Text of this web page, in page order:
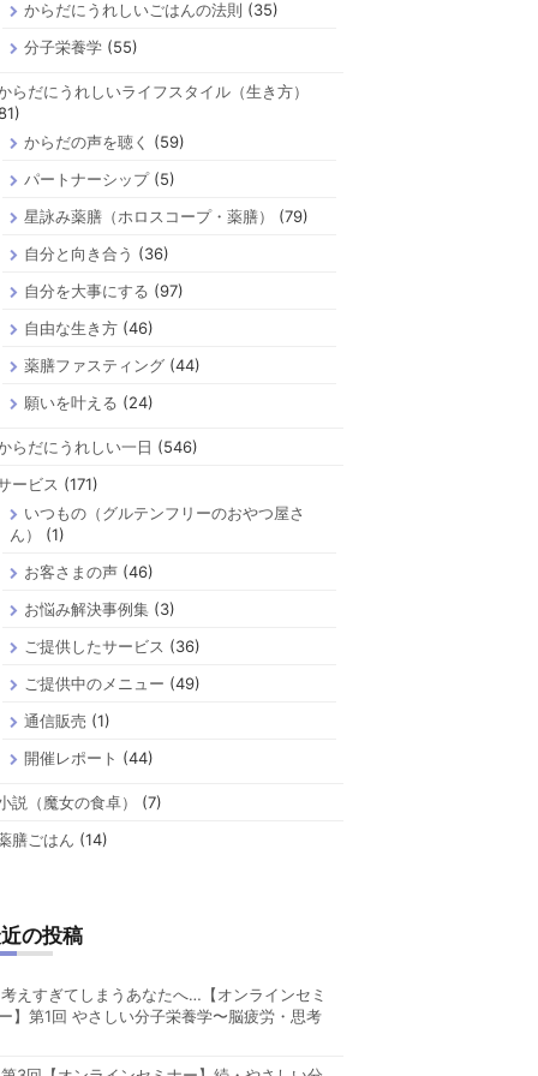
からだにうれしいごはんの法則 (35)
分子栄養学(55)
らだにうれしいライフスタイル（生き方）
からだの声を聴く
(59)
パートナーシップ(5)
星詠み薬膳（ホロスコープ・薬膳）
(79)
自分と向き合う (36)
自分を大事にする (97)
自由な生き方(46)
薬膳ファスティング(44)
願いを叶える (24)
らだにうれしい一日 (546)
ービス (171)
いつもの（グルテンフリーのおやつ屋さ
ん）
(1)
お客さまの声(46)
お悩み解決事例集 (3)
ご提供したサービス (36)
ご提供中のメニュー (49)
通信販売 (1)
開催レポート (44)
説（魔女の食卓）
(7)
膳ごはん (14)
の投稿
考えすぎてしまうあなたへ…【オンラインセミ
】第1回 やさしい分子栄養学〜脳疲労・思考